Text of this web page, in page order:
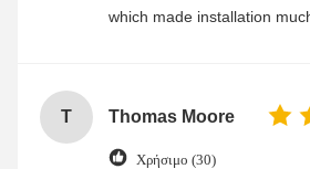
which made installation
T Thomas Moore
Χρήσιμο (30)